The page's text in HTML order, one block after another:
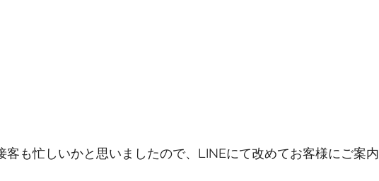
客も忙しいかと思いましたので、LINEにて改めてお客様にご案内